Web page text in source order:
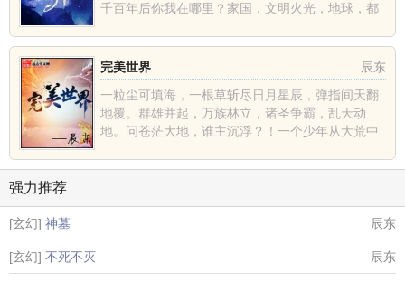
千百年后你我在哪里？家国，文明火光，地球，都
辰东
完美世界
一粒尘可填海，一根草斩尽日月星辰，弹指间天翻
地覆。群雄并起，万族林立，诸圣争霸，乱天动
地。问苍茫大地，谁主沉浮？！一个少年从大荒中
强力推荐
[玄幻] 神墓 辰东
[玄幻] 不死不灭 辰东